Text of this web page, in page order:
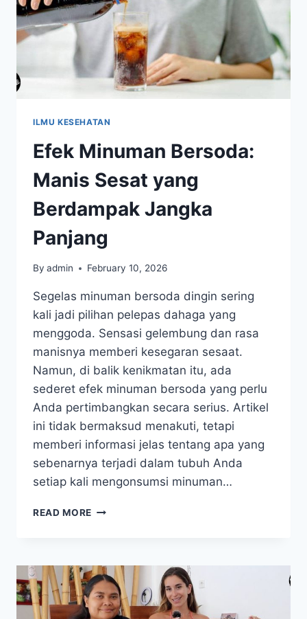
ILMU KESEHATAN
Efek Minuman Bersoda:
Manis Sesat yang
Berdampak Jangka
Panjang
By admin February 10, 2026
Segelas minuman bersoda dingin sering
kali jadi pilihan pelepas dahaga yang
menggoda. Sensasi gelembung dan rasa
manisnya memberi kesegaran sesaat.
Namun, di balik kenikmatan itu, ada
sederet efek minuman bersoda yang perlu
Anda pertimbangkan secara serius. Artikel
ini tidak bermaksud menakuti, tetapi
memberi informasi jelas tentang apa yang
sebenarnya terjadi dalam tubuh Anda
setiap kali mengonsumsi minuman…
READ MORE EFEK
SESAT
YANG
BERDAMPAK
JANGKA